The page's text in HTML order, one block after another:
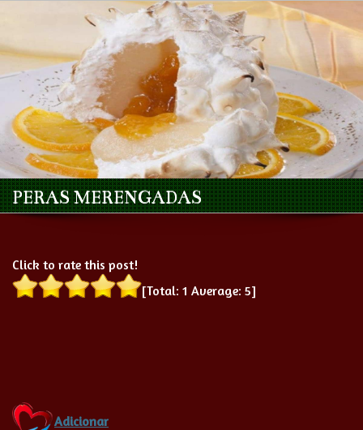
PERAS MERENGADAS
Click to rate this post!
[Total: 1 Average: 5]
Adicionar